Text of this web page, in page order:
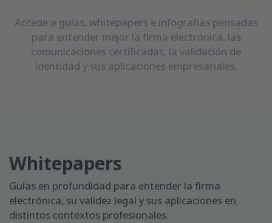
Accede a guías, whitepapers e infografías pensadas
para entender mejor la firma electrónica, las
comunicaciones certificadas, la validación de
identidad y sus aplicaciones empresariales.
Whitepapers
Guías en profundidad para entender la firma
electrónica, su validez legal y sus aplicaciones en
distintos contextos profesionales.